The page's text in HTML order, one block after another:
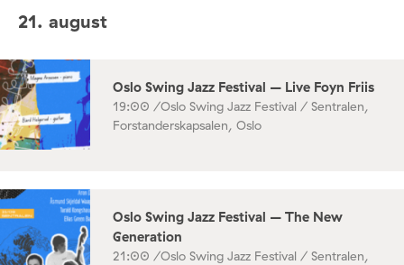
21. august
Oslo Swing Jazz Festival – Live Foyn Friis
19:00 /Oslo Swing Jazz Festival / Sentralen,
Forstanderskapsalen, Oslo
Oslo Swing Jazz Festival – The New
Generation
21:00 /Oslo Swing Jazz Festival / Sentralen,